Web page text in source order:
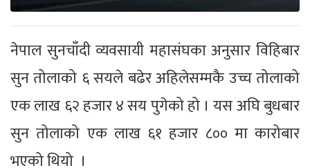
नेपाल सुनचाँदी व्यवसायी महासंघका अनुसार विहिबार
सुन तोलाको ६ सयले बढेर अहिलेसम्मकै उच्च तोलाको
एक लाख ६२ हजार ४ सय पुगेको हो । यस अघि बुधबार
सुन तोलाको एक लाख ६१ हजार ८०० मा कारोबार
भएको थियो ।